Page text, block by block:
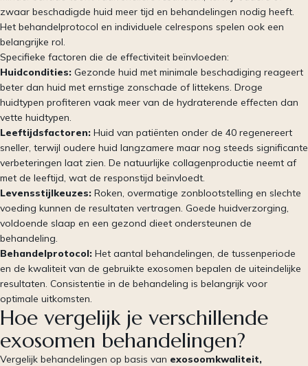
zwaar beschadigde huid meer tijd en behandelingen nodig heeft.
Het behandelprotocol en individuele celrespons spelen ook een
belangrijke rol.
Specifieke factoren die de effectiviteit beïnvloeden:
Huidcondities: Gezonde huid met minimale beschadiging reageert
beter dan huid met ernstige zonschade of littekens. Droge
huidtypen profiteren vaak meer van de hydraterende effecten dan
vette huidtypen.
Leeftijdsfactoren: Huid van patiënten onder de 40 regenereert
sneller, terwijl oudere huid langzamere maar nog steeds significante
verbeteringen laat zien. De natuurlijke collagenproductie neemt af
met de leeftijd, wat de responstijd beïnvloedt.
Levensstijlkeuzes: Roken, overmatige zonblootstelling en slechte
voeding kunnen de resultaten vertragen. Goede huidverzorging,
voldoende slaap en een gezond dieet ondersteunen de
behandeling.
Behandelprotocol: Het aantal behandelingen, de tussenperiode
en de kwaliteit van de gebruikte exosomen bepalen de uiteindelijke
resultaten. Consistentie in de behandeling is belangrijk voor
optimale uitkomsten.
Hoe vergelijk je verschillende
exosomen behandelingen?
Vergelijk behandelingen op basis van exosoomkwaliteit,